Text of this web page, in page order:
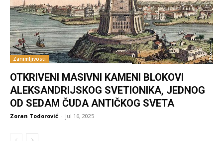
Zanimljivosti
OTKRIVENI MASIVNI KAMENI BLOKOVI
ALEKSANDRIJSKOG SVETIONIKA, JEDNOG
OD SEDAM ČUDA ANTIČKOG SVETA
Zoran Todorović - jul 16, 2025